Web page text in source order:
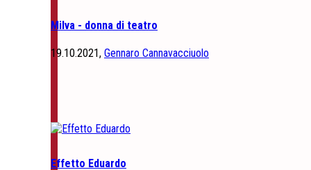
Milva - donna di teatro
19.10.2021, Gennaro Cannavacciuolo
Effetto Eduardo